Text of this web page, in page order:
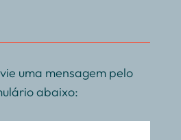
uma mensagem pelo
abaixo: